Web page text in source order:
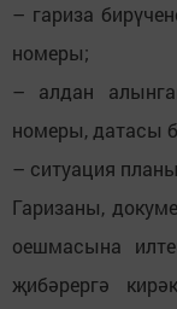
– гариза
номеры;
– алдан
номеры, датасы
– ситуация
Гаризаны,
оешмасына
җибәрергә